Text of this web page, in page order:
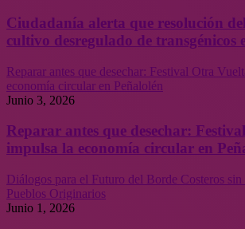
Ciudadanía alerta que resolución
cultivo desregulado de transgénicos
Reparar antes que desechar: Festival Otra
economía circular en Peñalolén
Junio 3, 2026
Reparar antes que desechar:
impulsa la economía circular en
Diálogos para el Futuro del Borde Costeros
Pueblos Originarios
Junio 1, 2026